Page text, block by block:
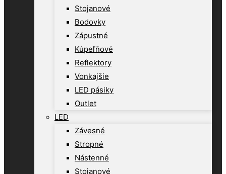
Stojanové
Bodovky
Zápustné
Kúpeľňové
Reflektory
Vonkajšie
LED pásiky
Outlet
LED
Závesné
Stropné
Nástenné
Stojanové